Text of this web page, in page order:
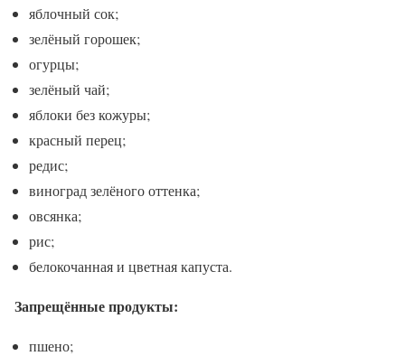
яблочный сок;
зелёный горошек;
огурцы;
зелёный чай;
яблоки без кожуры;
красный перец;
редис;
виноград зелёного оттенка;
овсянка;
рис;
белокочанная и цветная капуста.
Запрещённые продукты:
пшено;